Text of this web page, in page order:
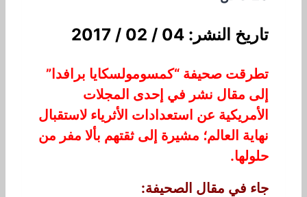
تاريخ النشر: 04 / 02 / 2017
تطرقت صحيفة “كمسومولسكايا برافدا”
إلى مقال نشر في إحدى المجلات
الأمريكية عن استعدادات الأثرياء لاستقبال
نهاية العالم؛ مشيرة إلى ثقتهم بألا مفر من
حلولها.
جاء في مقال الصحيفة: